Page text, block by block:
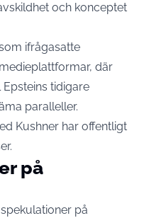
och konceptet
ifrågasatte
där
tidigare
paralleller.
Kushner har offentligt
på
på